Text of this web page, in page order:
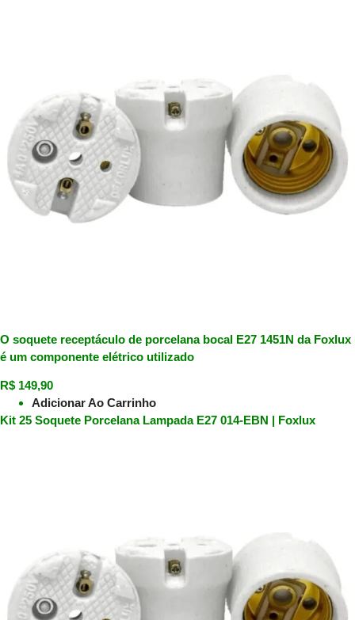
O soquete receptáculo de porcelana bocal E27 1451N da Foxlux
é um componente elétrico utilizado
R$ 149,90
Adicionar Ao Carrinho
Kit 25 Soquete Porcelana Lampada E27 014-EBN | Foxlux